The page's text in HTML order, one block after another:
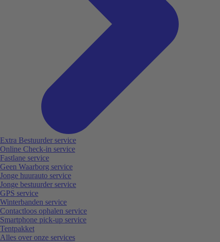
Extra Bestuurder service
Online Check-in service
Fastlane service
Geen Waarborg service
Jonge huurauto service
Jonge bestuurder service
GPS service
Winterbanden service
Contactloos ophalen service
Smartphone pick-up service
Tentpakket
Alles over onze services